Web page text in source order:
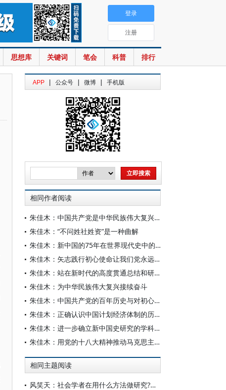
思想库 关键词 笔会 科普 排行
登录
注册
APP | 公众号 | 微博 | 手机版
相同作者阅读
朱佳木：中国共产党是中华民族伟大复兴的推动者、领导者和组织者
朱佳木：“不问姓社姓资”是一种曲解
朱佳木：新中国的75年在世界现代史中的地位
朱佳木：矢志践行初心使命让我们党永远年轻
朱佳木：站在新时代的高度贯通总结和研究新中国70年历史经验
朱佳木：为中华民族伟大复兴接续奋斗
朱佳木：中国共产党的百年历史与对初心的不渝坚守
朱佳木：正确认识中国计划经济体制的历史作用 坚定新中国的历史自信
朱佳木：进一步确立新中国史研究的学科定位——学习习近平总书记致国史学会成立30周年贺信精神
朱佳木：用党的十八大精神推动马克思主义史学理论研究的大发展大繁荣
相同主题阅读
风笑天：社会学者在用什么方法做研究?——四十年的发展趋势及其学科内涵